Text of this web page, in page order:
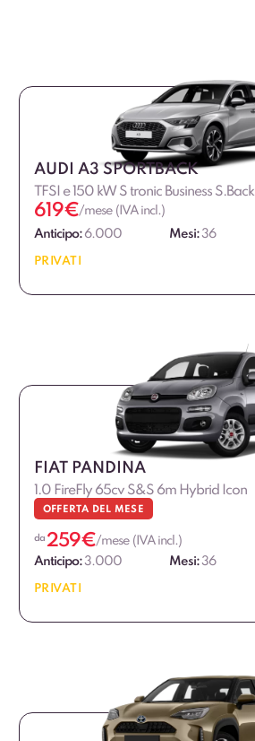
Alimentazione
Fascia di prezzo
AUDI A3 SPORTBACK
TFSI e 150 kW S tronic Business S.Back
619€/mese (IVA incl.)
Anticipo:6.000 Mesi:36
PRIVATI
FIAT PANDINA
1.0 FireFly 65cv S&S 6m Hybrid Icon
OFFERTA DEL MESE
da 259€/mese (IVA incl.)
Anticipo:3.000 Mesi:36
PRIVATI